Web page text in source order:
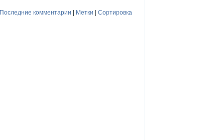
Последние комментарии Метки Сортировка